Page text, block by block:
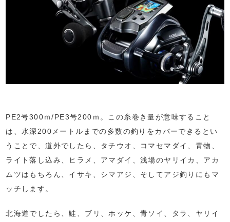
PE2号300ｍ/PE3号200ｍ。この糸巻き量が意味すること
は、水深200メートルまでの多数の釣りをカバーできるとい
うことで、道外でしたら、タチウオ、コマセマダイ、青物、
ライト落し込み、ヒラメ、アマダイ、浅場のヤリイカ、アカ
ムツはもちろん、イサキ、シマアジ、そしてアジ釣りにもマ
ッチします。
北海道でしたら、鮭、ブリ、ホッケ、青ソイ、タラ、ヤリイ